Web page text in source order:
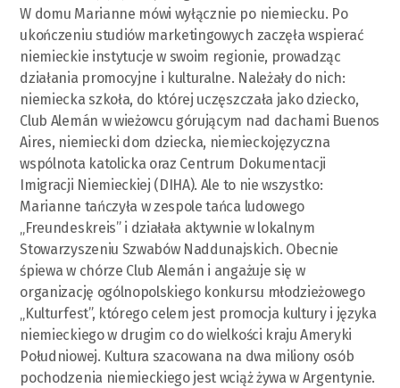
W domu Marianne mówi wyłącznie po niemiecku. Po
ukończeniu studiów marketingowych zaczęła wspierać
niemieckie instytucje w swoim regionie, prowadząc
działania promocyjne i kulturalne. Należały do ​​nich:
niemiecka szkoła, do której uczęszczała jako dziecko,
Club Alemán w wieżowcu górującym nad dachami Buenos
Aires, niemiecki dom dziecka, niemieckojęzyczna
wspólnota katolicka oraz Centrum Dokumentacji
Imigracji Niemieckiej (DIHA). Ale to nie wszystko:
Marianne tańczyła w zespole tańca ludowego
„Freundeskreis” i działała aktywnie w lokalnym
Stowarzyszeniu Szwabów Naddunajskich. Obecnie
śpiewa w chórze Club Alemán i angażuje się w
organizację ogólnopolskiego konkursu młodzieżowego
„Kulturfest”, którego celem jest promocja kultury i języka
niemieckiego w drugim co do wielkości kraju Ameryki
Południowej. Kultura szacowana na dwa miliony osób
pochodzenia niemieckiego jest wciąż żywa w Argentynie.